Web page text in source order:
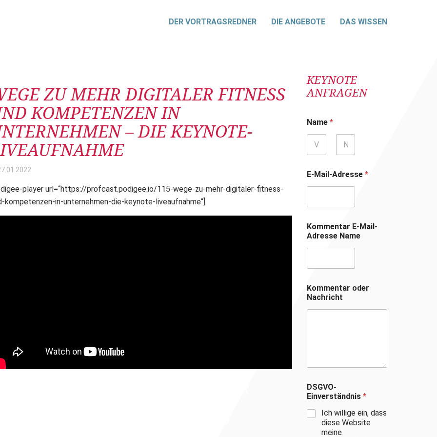
DER VORTRAGSREDNER DIE ANGEBOTE DAS WISSEN
ZU MEHR DIGITALER FITNESS
KOMPETENZEN IN
– DIE KEYNOTE-
2022
player url=“https://profcast.podigee.io/115-wege-zu-mehr-digitaler-fitness-
kompetenzen-in-unternehmen-die-keynote-liveaufnahme“]
KEYNOTE
ANFRAGEN
Name *
E-Mail-Adresse *
Kommentar E-Mail-
Adresse Name
Kommentar oder
Nachricht
DSGVO-
Einverständnis *
Ich willige ein, dass
diese Website
meine